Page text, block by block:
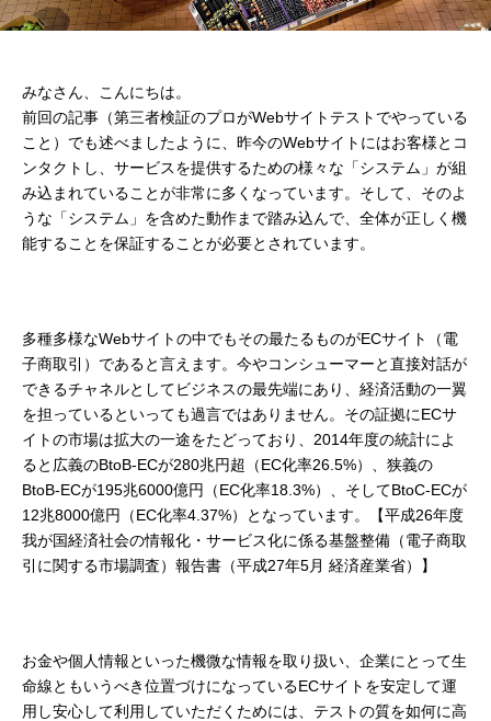
みなさん、こんにちは。
前回の記事（第三者検証のプロがWebサイトテストでやっている
こと ）でも述べましたように、昨今のWebサイトにはお客様とコ
ンタクトし、サービスを提供するための様々な「システム」が組
み込まれていることが非常に多くなっています。そして、そのよ
うな「システム」を含めた動作まで踏み込んで、全体が正しく機
能することを保証することが必要とされています。
多種多様なWebサイトの中でもその最たるものがECサイト（電
子商取引）であると言えます。今やコンシューマーと直接対話が
できるチャネルとしてビジネスの最先端にあり、経済活動の一翼
を担っているといっても過言ではありません。その証拠にECサ
イトの市場は拡大の一途をたどっており、2014年度の統計によ
ると広義のBtoB-ECが280兆円超（EC化率26.5%）、狭義の
BtoB-ECが195兆6000億円（EC化率18.3%）、そしてBtoC-ECが
12兆8000億円（EC化率4.37%）となっています。【平成26年度
我が国経済社会の情報化・サービス化に係る基盤整備（電子商取
引に関する市場調査）報告書（平成27年5月 経済産業省）】
お金や個人情報といった機微な情報を取り扱い、企業にとって生
命線ともいうべき位置づけになっているECサイトを安定して運
用し安心して利用していただくためには、テストの質を如何に高